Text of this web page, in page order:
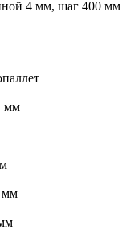
4 мм, шаг 400 мм
мм
мм